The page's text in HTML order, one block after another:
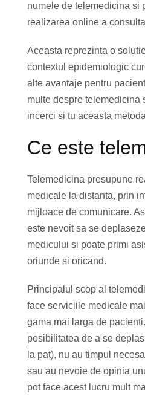
numele de telemedicina si
realizarea online a
Aceasta reprezinta o
contextul epidemiologic
alte avantaje pentru
multe despre telemedicina
incerci si tu aceasta
Ce este
Telemedicina presupune
medicale la distanta, prin
mijloace de comunicare.
este nevoit sa se
medicului si poate primi
oriunde si oricand.
Principalul scop al
face serviciile medicale
gama mai larga de
posibilitatea de a se
la pat), nu au timpul
sau au nevoie de opinia
pot face acest lucru mult